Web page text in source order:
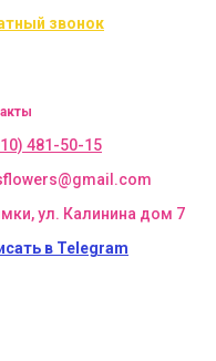
звонок
481-50-15
ул. Калинина дом 7
в Telegram